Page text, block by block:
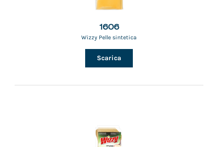
1606
Wizzy Pelle sintetica
Scarica